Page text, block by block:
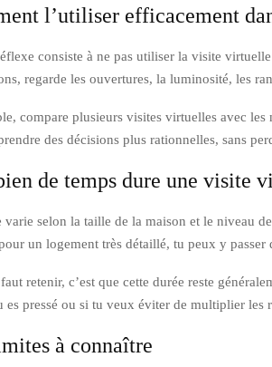
l’utiliser efficacement
consiste à ne pas utiliser la visite
regarde les ouvertures, la luminosité, les
compare plusieurs visites virtuelles avec
des décisions plus rationnelles, sans
de temps dure une visite
varie selon la taille de la maison et le niveau
un logement très détaillé, tu peux y
retenir, c’est que cette durée reste
es pressé ou si tu veux éviter de multiplier les
à connaître